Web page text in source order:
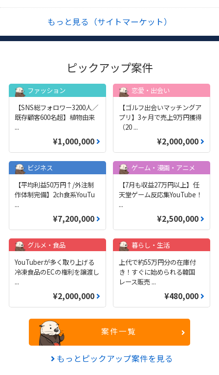
もっと見る（サイトマーケット）
ピックアップ案件
ファッション
【SNS総フォロワー3200人／
既存顧客600名超】植物由来
...
¥1,000,000
恋愛・出会い
【ゴルフ出会いマッチングア
プリ】3ヶ月で売上9万円獲得
（20 ...
¥2,000,000
ビジネス
【平均利益50万円↑/外注制
作体制完備】2ch食系YouTu
...
¥7,200,000
ゲーム・漫画・アニメ
【7月も収益27万円以上】任
天堂ゲーム反応集YouTube！
...
¥2,500,000
グルメ・食品
YouTuberが多く取り上げる
冷凍食品のECの権利を譲渡し
...
¥2,000,000
暮らし・生活
上代で約55万円分の在庫付
き！すぐに始められる韓国
レース販売 ...
¥480,000
案件一覧
もっとピックアップ案件を見る